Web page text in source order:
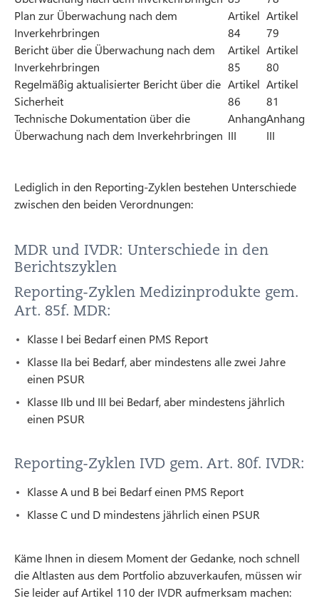
Plan zur Überwachung nach dem
Inverkehrbringen
Artikel
84
Artikel
79
Bericht über die Überwachung nach dem
Inverkehrbringen
Artikel
85
Artikel
80
Regelmäßig aktualisierter Bericht über die
Sicherheit
Artikel
86
Artikel
81
Technische Dokumentation über die
Überwachung nach dem Inverkehrbringen
Anhang
III
Anhang
III
Lediglich in den Reporting-Zyklen bestehen Unterschiede
zwischen den beiden Verordnungen:
MDR und IVDR: Unterschiede in den
Berichtszyklen
Reporting-Zyklen Medizinprodukte gem.
Art. 85f. MDR:
Klasse I bei Bedarf einen PMS Report
Klasse IIa bei Bedarf, aber mindestens alle zwei Jahre
einen PSUR
Klasse IIb und III bei Bedarf, aber mindestens jährlich
einen PSUR
Reporting-Zyklen IVD gem. Art. 80f. IVDR:
Klasse A und B bei Bedarf einen PMS Report
Klasse C und D mindestens jährlich einen PSUR
Käme Ihnen in diesem Moment der Gedanke, noch schnell
die Altlasten aus dem Portfolio abzuverkaufen, müssen wir
Sie leider auf Artikel 110 der IVDR aufmerksam machen: